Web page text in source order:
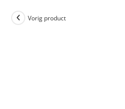
Vorig product